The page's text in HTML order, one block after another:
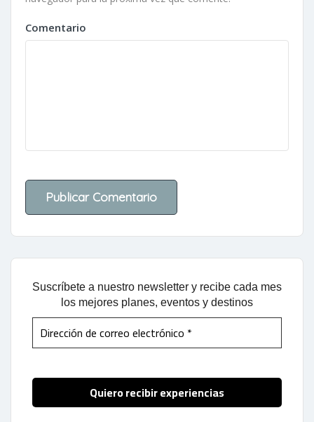
Comentario
Suscríbete a nuestro newsletter y recibe cada mes
los mejores planes, eventos y destinos